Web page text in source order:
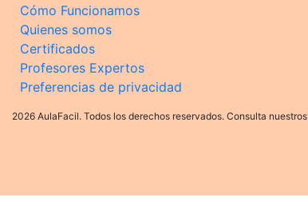
Cómo Funcionamos
Quienes somos
Certificados
Profesores Expertos
Preferencias de privacidad
2026 AulaFacil. Todos los derechos reservados. Consulta nuestros